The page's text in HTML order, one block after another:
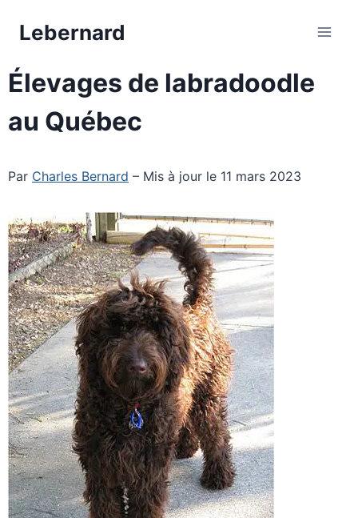
contenu
Lebernard
Élevages de labradoodle
au Québec
Par Charles Bernard – Mis à jour le 11 mars 2023